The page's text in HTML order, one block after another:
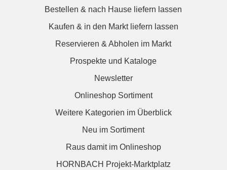
Bestellen & nach Hause liefern lassen
Kaufen & in den Markt liefern lassen
Reservieren & Abholen im Markt
Prospekte und Kataloge
Newsletter
Onlineshop Sortiment
Weitere Kategorien im Überblick
Neu im Sortiment
Raus damit im Onlineshop
HORNBACH Projekt-Marktplatz